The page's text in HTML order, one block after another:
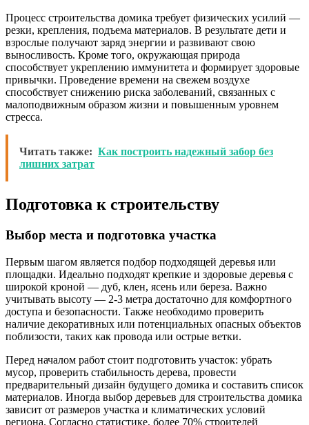
Процесс строительства домика требует физических усилий —
резки, крепления, подъема материалов. В результате дети и
взрослые получают заряд энергии и развивают свою
выносливость. Кроме того, окружающая природа
способствует укреплению иммунитета и формирует здоровые
привычки. Проведение времени на свежем воздухе
способствует снижению риска заболеваний, связанных с
малоподвижным образом жизни и повышенным уровнем
стресса.
Читать также: Как построить надежный забор без
лишних затрат
Подготовка к строительству
Выбор места и подготовка участка
Первым шагом является подбор подходящей деревья или
площадки. Идеально подходят крепкие и здоровые деревья с
широкой кроной — дуб, клен, ясень или береза. Важно
учитывать высоту — 2-3 метра достаточно для комфортного
доступа и безопасности. Также необходимо проверить
наличие декоративных или потенциальных опасных объектов
поблизости, таких как провода или острые ветки.
Перед началом работ стоит подготовить участок: убрать
мусор, проверить стабильность дерева, провести
предварительный дизайн будущего домика и составить список
материалов. Иногда выбор деревьев для строительства домика
зависит от размеров участка и климатических условий
региона. Согласно статистике, более 70% строителей